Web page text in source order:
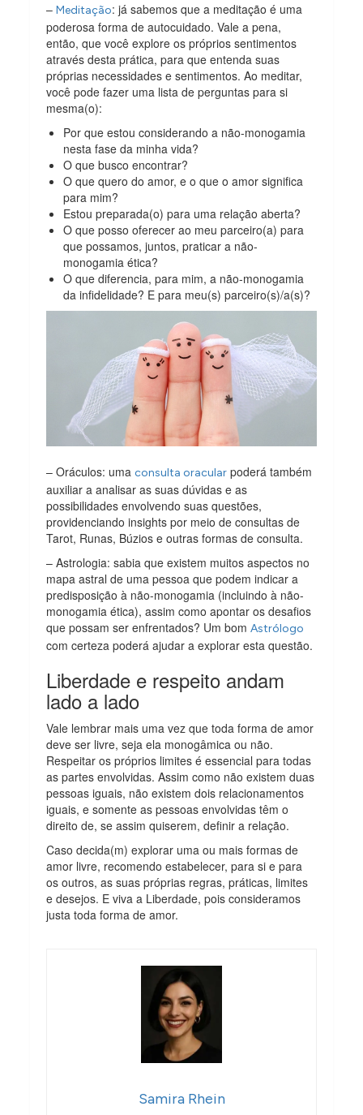
–Meditação: já sabemos que a meditação é uma
poderosa forma de autocuidado. Vale a pena,
então, que você explore os próprios sentimentos
através desta prática, para que entenda suas
próprias necessidades e sentimentos. Ao meditar,
você pode fazer uma lista de perguntas para si
mesma(o):
Por que estou considerando a não-monogamia
nesta fase da minha vida?
O que busco encontrar?
O que quero do amor, e o que o amor significa
para mim?
Estou preparada(o) para uma relação aberta?
O que posso oferecer ao meu parceiro(a) para
que possamos, juntos, praticar a não-
monogamia ética?
O que diferencia, para mim, a não-monogamia
da infidelidade? E para meu(s) parceiro(s)/a(s)?
– Oráculos: umaconsulta oracular poderá também
auxiliar a analisar as suas dúvidas e as
possibilidades envolvendo suas questões,
providenciando insights por meio de consultas de
Tarot, Runas, Búzios e outras formas de consulta.
– Astrologia: sabia que existem muitos aspectos no
mapa astral de uma pessoa que podem indicar a
predisposição à não-monogamia (incluindo à não-
monogamia ética), assim como apontar os desafios
que possam ser enfrentados? Um bomAstrólogo
com certeza poderá ajudar a explorar esta questão.
Liberdade e respeito andam
lado a lado
Vale lembrar mais uma vez que toda forma de amor
deve ser livre, seja ela monogâmica ou não.
Respeitar os próprios limites é essencial para todas
as partes envolvidas. Assim como não existem duas
pessoas iguais, não existem dois relacionamentos
iguais, e somente as pessoas envolvidas têm o
direito de, se assim quiserem, definir a relação.
Caso decida(m) explorar uma ou mais formas de
amor livre, recomendo estabelecer, para si e para
os outros, as suas próprias regras, práticas, limites
e desejos. E viva a Liberdade, pois consideramos
justa toda forma de amor.
Samira Rhein